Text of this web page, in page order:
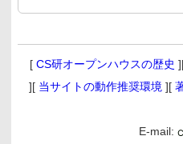
[ CS研オープンハウスの歴史
][ 当サイトの動作推奨環境 ][
E-mail: